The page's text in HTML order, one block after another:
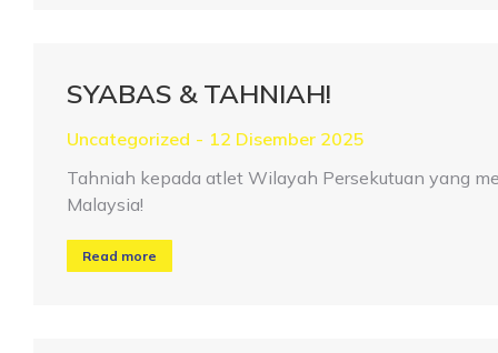
SYABAS & TAHNIAH!
Uncategorized
12 Disember 2025
Tahniah kepada atlet Wilayah Persekutuan yang
Malaysia!
Read more